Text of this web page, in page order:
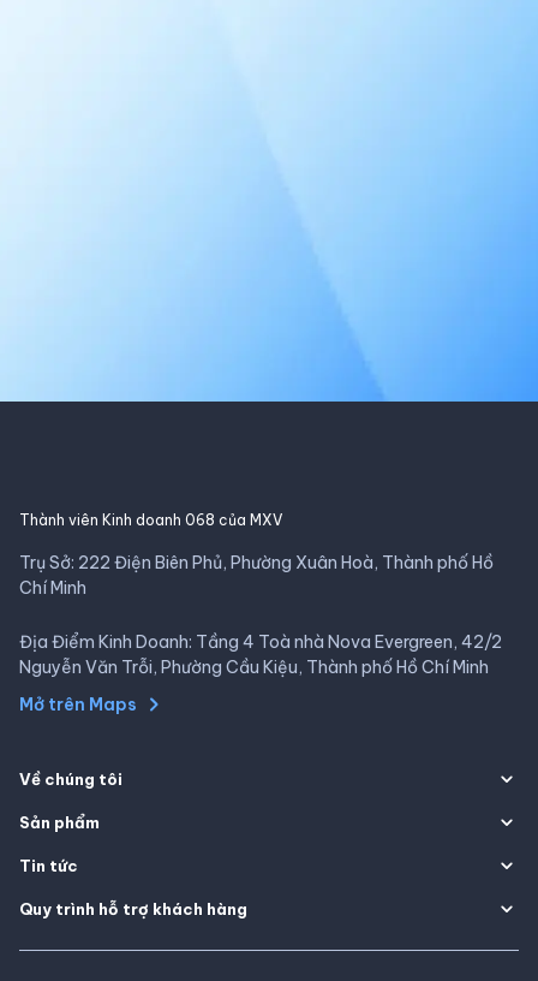
Thành viên Kinh doanh 068 của MXV
Trụ Sở: 222 Điện Biên Phủ, Phường Xuân Hoà, Thành phố Hồ
Chí Minh
Địa Điểm Kinh Doanh: Tầng 4 Toà nhà Nova Evergreen, 42/2
Nguyễn Văn Trỗi, Phường Cầu Kiệu, Thành phố Hồ Chí Minh
Mở trên Maps
Về chúng tôi
Sản phẩm
Tin tức
Quy trình hỗ trợ khách hàng